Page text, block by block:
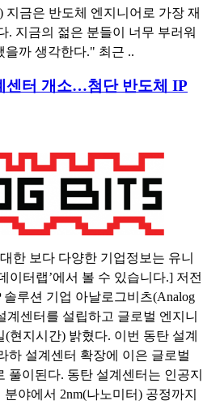
금은 반도체 엔지니어로 가장 재
. 지금의 젊은 분들이 너무 부러워
을까 생각한다." 최근 ..
센터 개소…첨단 반도체 IP
한 보다 다양한 기업정보는 유니
이터랩’에서 볼 수 있습니다.] 저전
솔루션 기업 아날로그비츠(Analog
계센터를 설립하고 글로벌 엔지니
현지시간) 밝혔다. 이번 동탄 설계
하 설계센터 확장에 이은 글로벌
풀이된다. 동탄 설계센터는 인공지
야에서 2nm(나노미터) 공정까지